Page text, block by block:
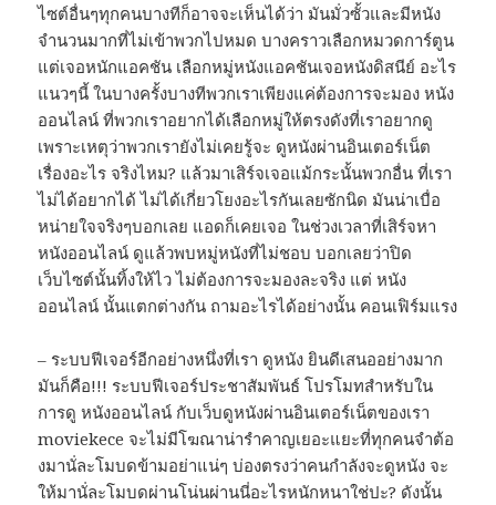
ไซต์อื่นๆทุกคนบางทีก็อาจจะเห็นได้ว่า มันมั่วซั้วและมีหนัง
จำนวนมากที่ไม่เข้าพวกไปหมด บางคราวเลือกหมวดการ์ตูน
แต่เจอหนักแอคชัน เลือกหมู่หนังแอคชันเจอหนังดิสนีย์ อะไร
แนวๆนี้ ในบางครั้งบางทีพวกเราเพียงแค่ต้องการจะมอง หนัง
ออนไลน์ ที่พวกเราอยากได้เลือกหมู่ให้ตรงดังที่เราอยากดู
เพราะเหตุว่าพวกเรายังไม่เคยรู้จะ ดูหนังผ่านอินเตอร์เน็ต
เรื่องอะไร จริงไหม? แล้วมาเสิร์จเจอแม้กระนั้นพวกอื่น ที่เรา
ไม่ได้อยากได้ ไม่ได้เกี่ยวโยงอะไรกันเลยซักนิด มันน่าเบื่อ
หน่ายใจจริงๆบอกเลย แอดก็เคยเจอ ในช่วงเวลาที่เสิร์จหา
หนังออนไลน์ ดูแล้วพบหมู่หนังที่ไม่ชอบ บอกเลยว่าปิด
เว็บไซต์นั้นทิ้งให้ไว ไม่ต้องการจะมองละจริง แต่ หนัง
ออนไลน์ นั้นแตกต่างกัน ถามอะไรได้อย่างนั้น คอนเฟิร์มแรง
– ระบบฟีเจอร์อีกอย่างหนึ่งที่เรา ดูหนัง ยินดีเสนออย่างมาก
มันก็คือ!!! ระบบฟีเจอร์ประชาสัมพันธ์ โปรโมทสำหรับใน
การดู หนังออนไลน์ กับเว็บดูหนังผ่านอินเตอร์เน็ตของเรา
moviekece จะไม่มีโฆณาน่ารำคาญเยอะแยะที่ทุกคนจำต้อ
งมานั่ละโมบดข้ามอย่าแน่ๆ บ่องตรงว่าคนกำลังจะดูหนัง จะ
ให้มานั่ละโมบดผ่านโน่นผ่านนี่อะไรหนักหนาใช่ปะ? ดังนั้น